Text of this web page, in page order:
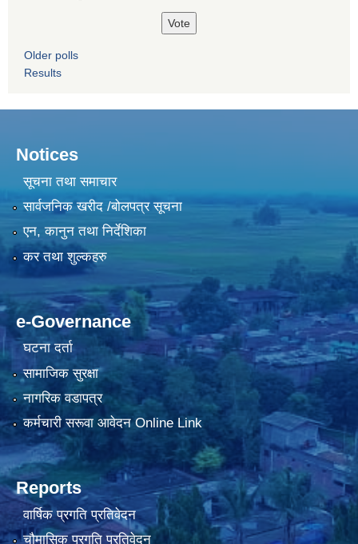
Older polls
Results
Notices
सूचना तथा समाचार
सार्वजनिक खरीद /बोलपत्र सूचना
एन, कानुन तथा निर्देशिका
कर तथा शुल्कहरु
e-Governance
घटना दर्ता
सामाजिक सुरक्षा
नागरिक वडापत्र
कर्मचारी सरूवा आवेदन Online Link
Reports
वार्षिक प्रगति प्रतिवेदन
चौमासिक प्रगति प्रतिवेदन